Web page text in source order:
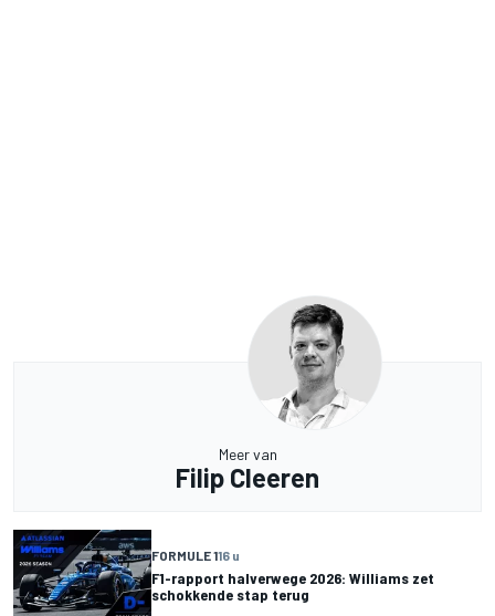
Meer van
Filip Cleeren
FORMULE 116 u
F1-rapport halverwege 2026: Williams zet
schokkende stap terug